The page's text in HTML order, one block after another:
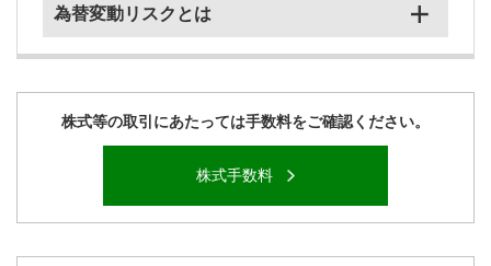
為替変動リスクとは
株式等の取引にあたっては手数料をご確認ください。
株式手数料